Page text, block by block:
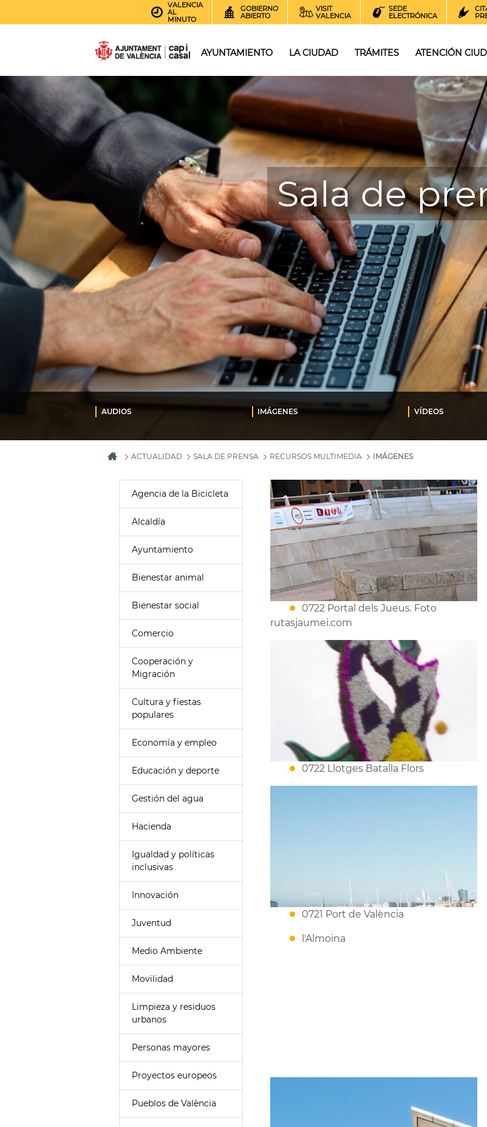
VALENCIA
AL
MINUTO
GOBIERNO
ABIERTO
VISIT
VALENCIA
SEDE
ELECTRÓNICA
AYUNTAMIENTO LA CIUDAD TRÁMITES ATENCIÓN
Sala de
AUDIOS IMÁGENES VÍDEOS
ACTUALIDAD SALA DE PRENSA RECURSOS MULTIMEDIA IMÁGENES
Agencia de la Bicicleta
Alcaldía
Ayuntamiento
Bienestar animal
Bienestar social
Comercio
Cooperación y
Migración
Cultura y fiestas
populares
Economía y empleo
Educación y deporte
Gestión del agua
Hacienda
Igualdad y políticas
inclusivas
Innovación
Juventud
Medio Ambiente
Movilidad
Limpieza y residuos
urbanos
Personas mayores
Proyectos europeos
Pueblos de València
0722 Portal dels Jueus. Foto
rutasjaumei.com
0722 Llotges Batalla Flors
0721 Port de València
l'Almoina